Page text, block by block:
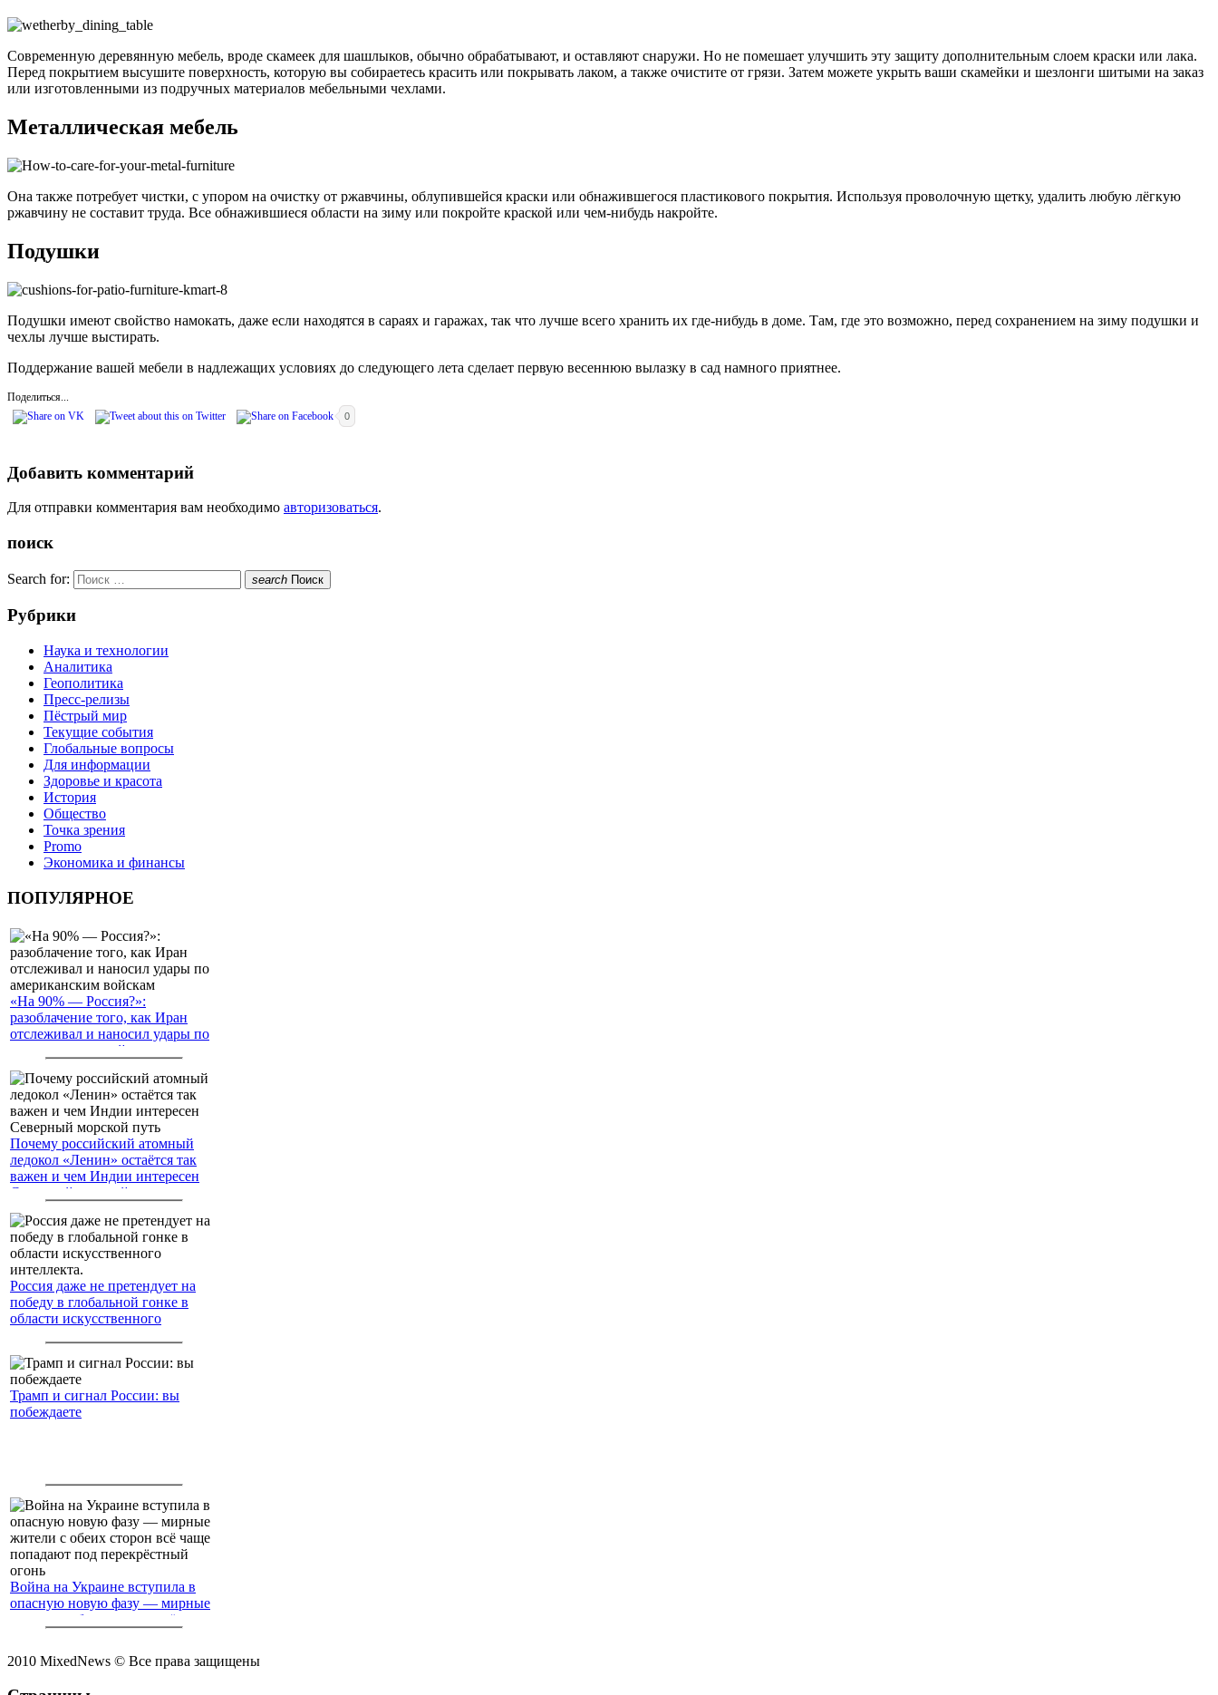
Современную деревянную мебель, вроде скамеек для шашлыков, обычно обрабатывают, и оставляют снаружи. Но не помешает улучшить эту защиту дополнительным слоем краски или лака.
Перед покрытием высушите поверхность, которую вы собираетесь красить или покрывать лаком, а также очистите от грязи. Затем можете укрыть ваши скамейки и шезлонги шитыми на заказ
или изготовленными из подручных материалов мебельными чехлами.
Металлическая мебель
Она также потребует чистки, с упором на очистку от ржавчины, облупившейся краски или обнажившегося пластикового покрытия. Используя проволочную щетку, удалить любую лёгкую
ржавчину не составит труда. Все обнажившиеся области на зиму или покройте краской или чем-нибудь накройте.
Подушки
Подушки имеют свойство намокать, даже если находятся в сараях и гаражах, так что лучше всего хранить их где-нибудь в доме. Там, где это возможно, перед сохранением на зиму подушки и
чехлы лучше выстирать.
Поддержание вашей мебели в надлежащих условиях до следующего лета сделает первую весеннюю вылазку в сад намного приятнее.
Поделиться...
0
Добавить комментарий
Для отправки комментария вам необходимо авторизоваться.
поиск
Search for: search Поиск
Рубрики
Наука и технологии
Аналитика
Геополитика
Пресс-релизы
Пёстрый мир
Текущие события
Глобальные вопросы
Для информации
Здоровье и красота
История
Общество
Точка зрения
Promo
Экономика и финансы
ПОПУЛЯРНОЕ
«На 90% — Россия?»:
разоблачение того, как Иран
отслеживал и наносил удары по
американским войскам
Почему российский атомный
ледокол «Ленин» остаётся так
важен и чем Индии интересен
Северный морской путь
Россия даже не претендует на
победу в глобальной гонке в
области искусственного
Трамп и сигнал России: вы
побеждаете
Война на Украине вступила в
опасную новую фазу — мирные
жители с обеих сторон всё чаще
2010 MixedNews © Все права защищены